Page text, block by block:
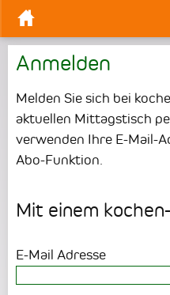
Anmelden
Melden Sie sich bei
aktuellen Mittagstisch
verwenden Ihre E-Mail-
Abo-Funktion.
Mit einem
E-Mail Adresse